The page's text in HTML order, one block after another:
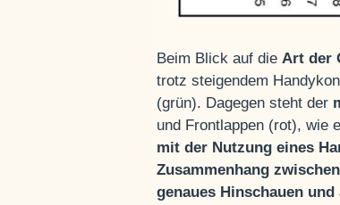
Beim Blick auf die Art der
trotz steigendem
(grün). Dagegen steht der
und Frontlappen (rot), wie
mit der Nutzung eines
Zusammenhang
genaues Hinschauen